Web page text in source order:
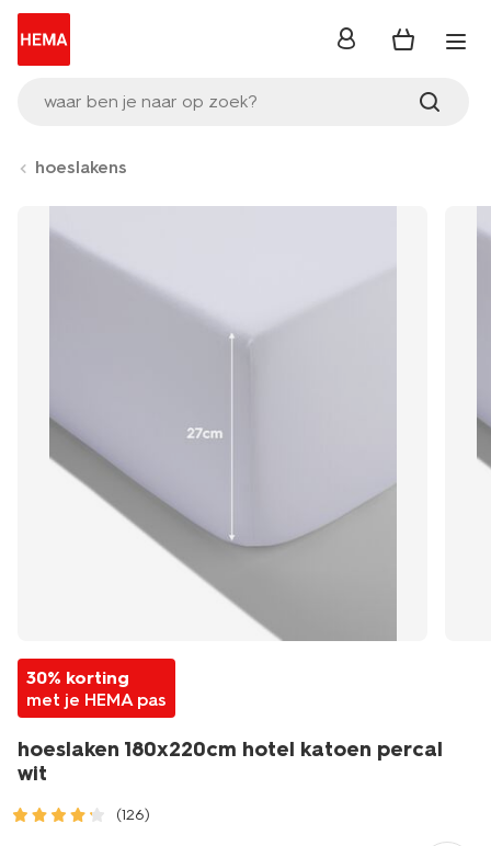
waar ben je naar op zoek?
inloggen
hoeslakens
30% korting
met je HEMA pas
hoeslaken 180x220cm hotel katoen percal
wit
(126)